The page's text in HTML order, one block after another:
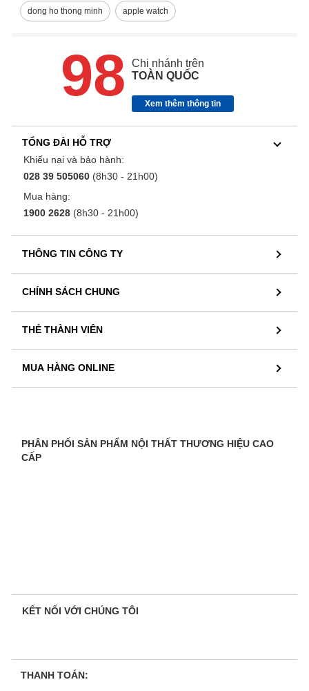
dong ho thong minh apple watch
98
Chi nhánh trên
TOÀN QUỐC
Xem thêm thông tin
TỔNG ĐÀI HỖ TRỢ
Khiếu nại và bảo hành:
028 39 505060 (8h30 - 21h00)
Mua hàng:
1900 2628 (8h30 - 21h00)
THÔNG TIN CÔNG TY
CHÍNH SÁCH CHUNG
THẺ THÀNH VIÊN
MUA HÀNG ONLINE
PHÂN PHỐI SẢN PHẨM NỘI THẤT THƯƠNG HIỆU CAO
CẤP
KẾT NỐI VỚI CHÚNG TÔI
THANH TOÁN: